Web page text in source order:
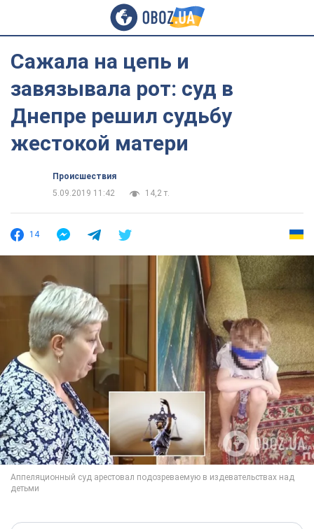
Сажала на цепь и
завязывала рот: суд в
Днепре решил судьбу
жестокой матери
Происшествия
5.09.2019 11:42
14,2 т.
14